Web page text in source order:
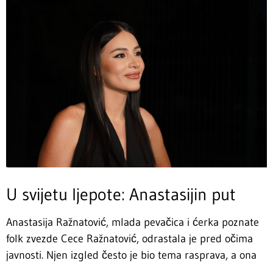
U svijetu ljepote: Anastasijin put
Anastasija Ražnatović, mlada pevačica i ćerka poznate
folk zvezde Cece Ražnatović, odrastala je pred očima
javnosti. Njen izgled često je bio tema rasprava, a ona